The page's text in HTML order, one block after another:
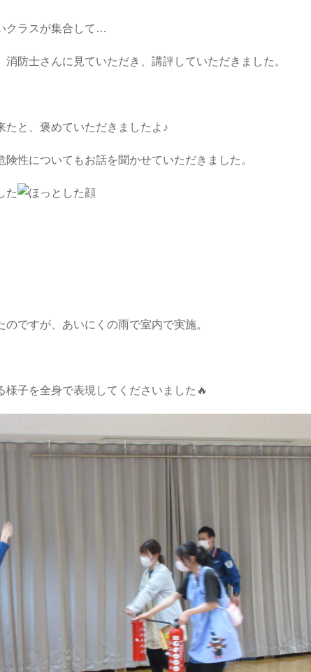
クラスが集合して…
防士さんに見ていただき、講評していただきました。
たと、褒めていただきましたよ♪
性についてもお話を聞かせていただきました。
た
ですが、あいにくの雨で室内で実施。
様子を全身で表現してくださいました🔥